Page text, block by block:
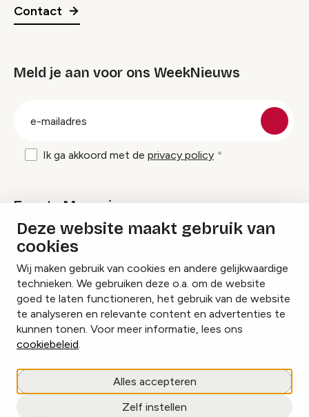
Deze website maakt gebruik van
cookies
Wij maken gebruik van cookies en andere gelijkwaardige
technieken. We gebruiken deze o.a. om de website
goed te laten functioneren, het gebruik van de website
te analyseren en relevante content en advertenties te
kunnen tonen. Voor meer informatie, lees ons
cookiebeleid.
Alles accepteren
Zelf instellen
Contact
Meld je aan voor ons WeekNieuws
Ik ga akkoord met de privacy policy
Events Magazine
Ik ontvang graag Events Magazine
InstagramFacebookLinkedIn
Cookies beheren
Privacy policy
copyright © 2026 Events.nl